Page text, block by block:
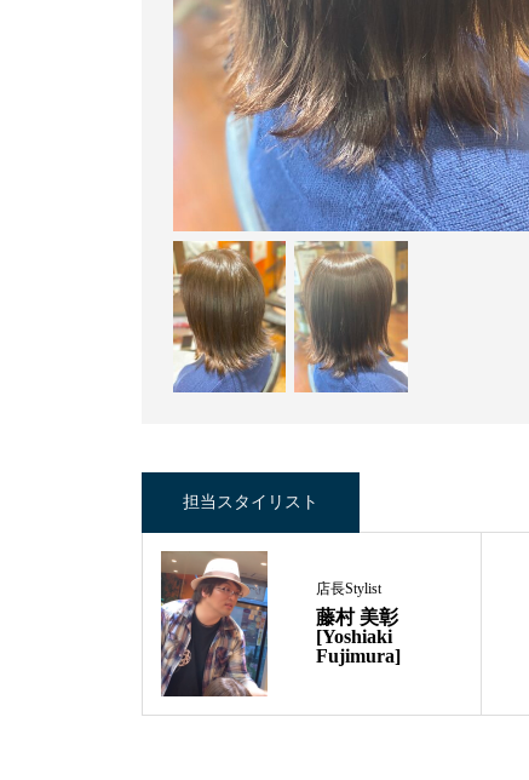
担当スタイリスト
店長Stylist
藤村 美彰
[Yoshiaki
Fujimura]